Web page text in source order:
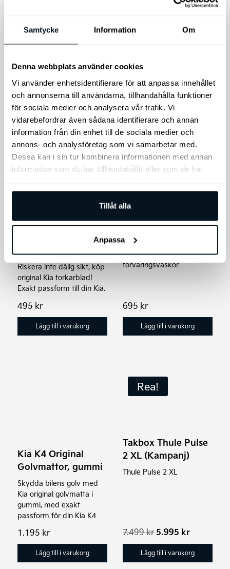
Samtycke Information Om
Denna webbplats använder cookies
Vi använder enhetsidentifierare för att anpassa innehållet
och annonserna till användarna, tillhandahålla funktioner
för sociala medier och analysera vår trafik. Vi
vidarebefordrar även sådana identifierare och annan
information från din enhet till de sociala medier och
annons- och analysföretag som vi samarbetar med.
Dessa kan i sin tur kombinera informationen med annan
information som du har tillhandahållit eller som de har
Tillåt alla
Anpassa
Vinterhjul Original Kia K4
17". Köp Kia vinterdäck
19.900 kr
till
25.900 kr
Välj alternativ
produktsidan
Lägg till i varukorg
Kia Torkarblad
Original, komplett
Riskera inte dålig sikt, köp
original Kia torkarblad!
Exakt passform till din Kia.
495 kr
Lägg till i varukorg
Kia
Däckförvaringsset
Set med 4
förvaringsväskor
695 kr
Lägg till i varukorg
Kia K4 Original
Golvmattor, gummi
Skydda bilens golv med
Kia original golvmatta i
gummi, med exakt
passform för din Kia K4
1.195 kr
Lägg till i varukorg
Rea!
Takbox Thule Pulse
2 XL (Kampanj)
Thule Pulse 2 XL
7.499kr Det
ursprungliga
priset
var:
5.995 krDet
priset
är:
Lägg till i varukorg